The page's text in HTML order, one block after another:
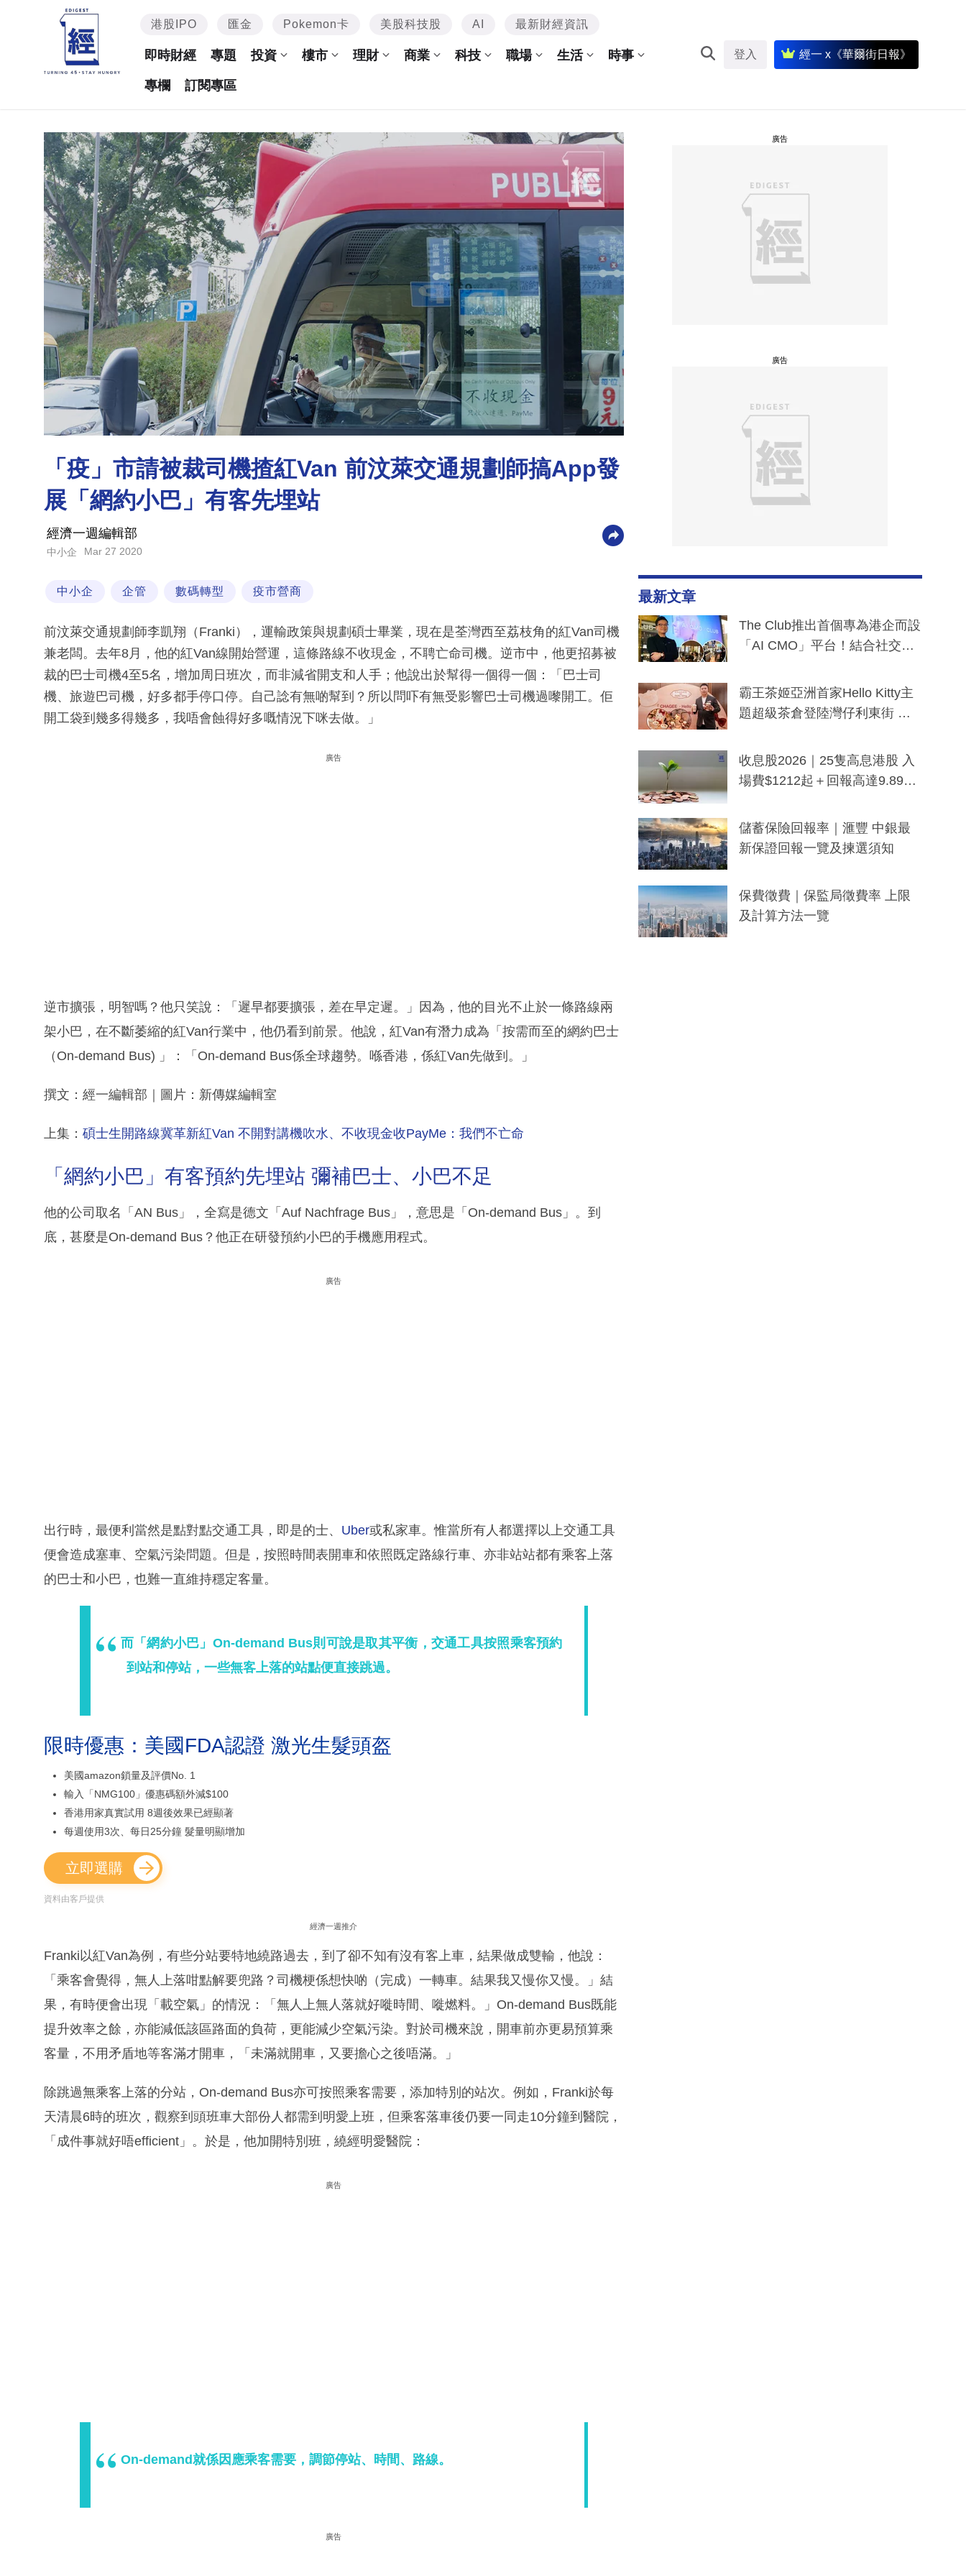
港股IPO 匯金 Pokemon卡 美股科技股 AI 最新財經資訊
即時財經 專題 投資 樓市 理財 商業 科技 職場 生活 時事
專欄 訂閱專區
登入 經一 x《華爾街日報》
「疫」市請被裁司機揸紅Van 前汶萊交通規劃師搞App發
展「網約小巴」有客先埋站
經濟一週編輯部
中小企 Mar 27 2020
中小企 企管 數碼轉型 疫市營商
前汶萊交通規劃師李凱翔（Franki），運輸政策與規劃碩士畢業，現在是荃灣西至荔枝角的紅Van司機
兼老闆。去年8月，他的紅Van線開始營運，這條路線不收現金，不聘亡命司機。逆市中，他更招募被
裁的巴士司機4至5名，增加周日班次，而非減省開支和人手；他說出於幫得一個得一個：「巴士司
機、旅遊巴司機，好多都手停口停。自己諗有無啲幫到？所以問吓有無受影響巴士司機過嚟開工。佢
開工袋到幾多得幾多，我唔會蝕得好多嘅情況下咪去做。」
廣告
逆市擴張，明智嗎？他只笑說：「遲早都要擴張，差在早定遲。」因為，他的目光不止於一條路線兩
架小巴，在不斷萎縮的紅Van行業中，他仍看到前景。他說，紅Van有潛力成為「按需而至的網約巴士
（On-demand Bus) 」：「On-demand Bus係全球趨勢。喺香港，係紅Van先做到。」
撰文：經一編輯部｜圖片：新傳媒編輯室
上集： 碩士生開路線冀革新紅Van 不開對講機吹水、不收現金收PayMe：我們不亡命
「網約小巴」有客預約先埋站 彌補巴士、小巴不足
他的公司取名「AN Bus」，全寫是德文「Auf Nachfrage Bus」，意思是「On-demand Bus」。到
底，甚麼是On-demand Bus？他正在研發預約小巴的手機應用程式。
廣告
出行時，最便利當然是點對點交通工具，即是的士、 Uber或私家車。惟當所有人都選擇以上交通工具
便會造成塞車、空氣污染問題。但是，按照時間表開車和依照既定路線行車、亦非站站都有乘客上落
的巴士和小巴，也難一直維持穩定客量。
而「網約小巴」On-demand Bus則可說是取其平衡，交通工具按照乘客預約
到站和停站，一些無客上落的站點便直接跳過。
限時優惠：美國FDA認證 激光生髮頭盔
美國amazon鎖量及評價No. 1
輸入「NMG100」優惠碼額外減$100
香港用家真實試用 8週後效果已經顯著
每週使用3次、每日25分鐘 髮量明顯增加
立即選購
資料由客戶提供
經濟一週推介
Franki以紅Van為例，有些分站要特地繞路過去，到了卻不知有沒有客上車，結果做成雙輸，他說：
「乘客會覺得，無人上落咁點解要兜路？司機梗係想快啲（完成）一轉車。結果我又慢你又慢。」結
果，有時便會出現「載空氣」的情況：「無人上無人落就好嘥時間、嘥燃料。」On-demand Bus既能
提升效率之餘，亦能減低該區路面的負荷，更能減少空氣污染。對於司機來說，開車前亦更易預算乘
客量，不用矛盾地等客滿才開車，「未滿就開車，又要擔心之後唔滿。」
除跳過無乘客上落的分站，On-demand Bus亦可按照乘客需要，添加特別的站次。例如，Franki於每
天清晨6時的班次，觀察到頭班車大部份人都需到明愛上班，但乘客落車後仍要一同走10分鐘到醫院，
「成件事就好唔efficient」。於是，他加開特別班，繞經明愛醫院：
廣告
On-demand就係因應乘客需要，調節停站、時間、路線。
廣告
廣告
廣告
最新文章
The Club推出首個專為港企而設
「AI CMO」平台！結合社交聆
分鐘生成「貼地」宣傳短片
霸王茶姬亞洲首家Hello Kitty主
題超級茶倉登陸灣仔利東街 推
y及香港限定特調系列
收息股2026｜25隻高息港股 入
場費$1212起＋回報高達9.89
儲蓄保險回報率｜滙豐 中銀最
新保證回報一覽及揀選須知
保費徵費｜保監局徵費率 上限
及計算方法一覽